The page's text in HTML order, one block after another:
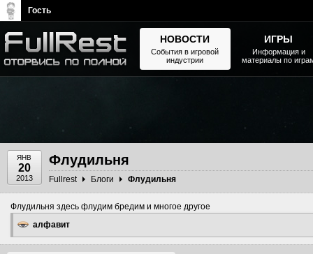
ЯНВ
20
2013
Флудильня
Fullrest Блоги Флудильня
Флудильня здесь флудим бредим и многое другое
алфавит
НОВОСТИ
События в игровой
индустрии
ИГРЫ
Информация и
материалы по
Гость